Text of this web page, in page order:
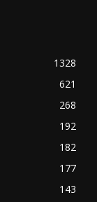
1328
621
268
192
182
177
143